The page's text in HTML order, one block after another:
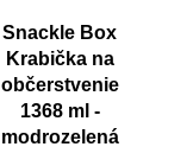
Snackle Box
Krabička na
občerstvenie
1368 ml -
modrozelená